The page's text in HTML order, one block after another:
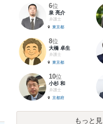
6位
泉 亮介
弁護士
東京都
8位
大橋 卓生
弁護士
東京都
10位
小杉 和
弁護士
京都府
もっと